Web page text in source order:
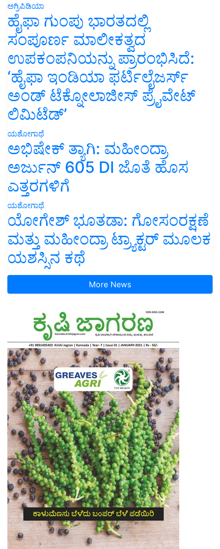
ಅಗ್ರಿಪಿಡಿಯಾ
ಹೈಫಾ ಗುಂಪು ಭಾರತದಲ್ಲಿ
ಸಂಪೂರ್ಣ ಮಾಲೀಕತ್ವದ
ಉಪಕಂಪನಿಯನ್ನು ಪ್ರಾರಂಭಿಸಿದೆ:
‘ಹೈಫಾ ಇಂಡಿಯಾ ಫರ್ಟಿಲೈಜರ್ಸ್
ಅಂಡ್ ಟೆಕ್ನೋಲಾಜೀಸ್ ಪ್ರೈವೇಟ್
ಲಿಮಿಟೆಡ್’
ಯಶೋಗಾಥೆ
ಅಭಿಷೇಕ್ ತ್ಯಾಗಿ: ಮಹೀಂದ್ರಾ
ಅರ್ಜುನ್ 605 DI ಜೊತೆ ಹೊಸ
ಎತ್ತರಗಳಿಗೆ
ಯಶೋಗಾಥೆ
ಯೋಗೇಶ್ ಭೂತಡಾ: ಗೋಸಂರಕ್ಷಣೆ
ಮತ್ತು ಮಹೀಂದ್ರಾ ಟ್ರ್ಯಾಕ್ಟರ್ ಮೂಲಕ
ಯಶಸ್ಸಿನ ಕಥೆ
More News